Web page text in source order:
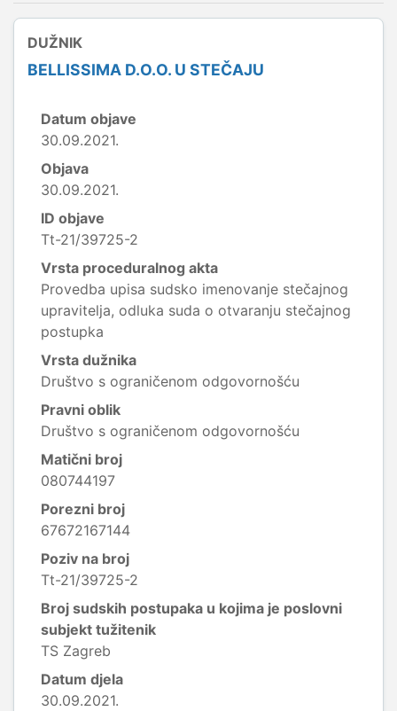
DUŽNIK
BELLISSIMA D.O.O. U STEČAJU
Datum objave
30.09.2021.
Objava
30.09.2021.
ID objave
Tt-21/39725-2
Vrsta proceduralnog akta
Provedba upisa sudsko imenovanje stečajnog
upravitelja, odluka suda o otvaranju stečajnog
postupka
Vrsta dužnika
Društvo s ograničenom odgovornošću
Pravni oblik
Društvo s ograničenom odgovornošću
Matični broj
080744197
Porezni broj
67672167144
Poziv na broj
Tt-21/39725-2
Broj sudskih postupaka u kojima je poslovni
subjekt tužitenik
TS Zagreb
Datum djela
30.09.2021.